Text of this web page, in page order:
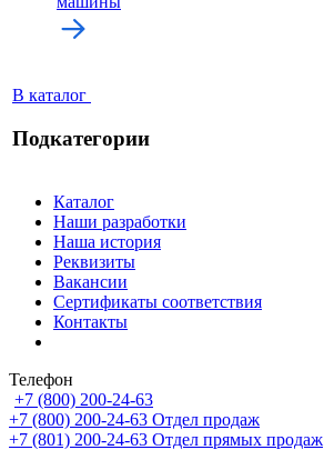
В каталог
Подкатегории
Каталог
Наши разработки
Наша история
Реквизиты
Вакансии
Сертификаты соответствия
Контакты
Телефон
+7 (800) 200-24-63
+7 (800) 200-24-63 Отдел продаж
+7 (801) 200-24-63 Отдел прямых продаж